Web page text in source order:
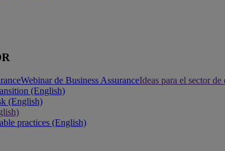
Webinar de Business AssuranceIdeas para el sector
(English)
(English)
practices (English)